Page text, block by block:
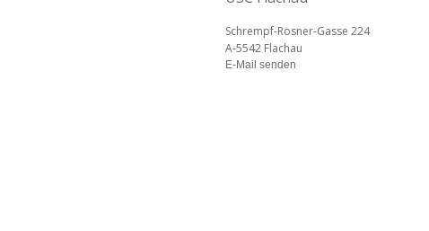
Schrempf-Rosner-Gasse 224
A-5542 Flachau
E-Mail senden